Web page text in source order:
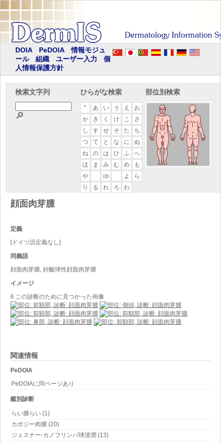
DOIA PeDOIA
情報モジュ
ール
組織 ユーザー入力
個
人情報保護方針
検索文字列
🔎
ひらがな検索
* あ い う え
お
か
き く け こ
さ
し
す せ そ た
ち
つ
て と な に
ぬ
ね
の は ひ ふ
へ
ほ
ま み む め
も
や
ゆ よ
ら
り
る れ ろ わ
部位別検索
関連情報
PeDOIA
PeDOIAに同ページあり
鑑別診断
らい腫らい (1)
カポジー肉腫 (20)
ジェスナー-カノフリンパ球浸潤 (13)
顔面肉芽腫
定義
[ドイツ語定義なし]
同義語
顔面肉芽腫, 好酸球性顔面肉芽腫
イメージ
6 この診断のために見つかった画像